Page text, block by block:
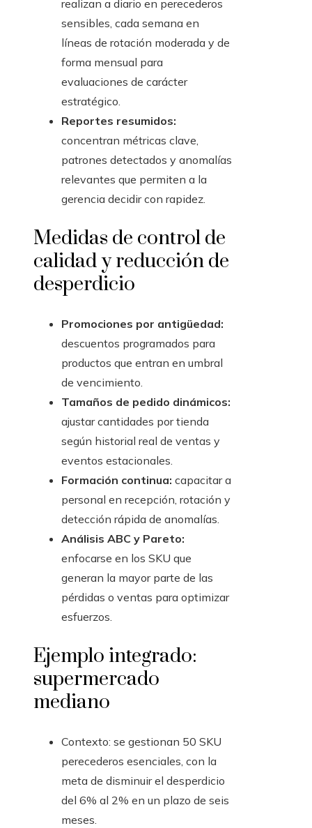
realizan a diario en perecederos
sensibles, cada semana en
líneas de rotación moderada y de
forma mensual para
evaluaciones de carácter
estratégico.
Reportes resumidos:
concentran métricas clave,
patrones detectados y anomalías
relevantes que permiten a la
gerencia decidir con rapidez.
Medidas de control de
calidad y reducción de
desperdicio
Promociones por antigüedad:
descuentos programados para
productos que entran en umbral
de vencimiento.
Tamaños de pedido dinámicos:
ajustar cantidades por tienda
según historial real de ventas y
eventos estacionales.
Formación continua: capacitar a
personal en recepción, rotación y
detección rápida de anomalías.
Análisis ABC y Pareto:
enfocarse en los SKU que
generan la mayor parte de las
pérdidas o ventas para optimizar
esfuerzos.
Ejemplo integrado:
supermercado
mediano
Contexto: se gestionan 50 SKU
perecederos esenciales, con la
meta de disminuir el desperdicio
del 6% al 2% en un plazo de seis
meses.